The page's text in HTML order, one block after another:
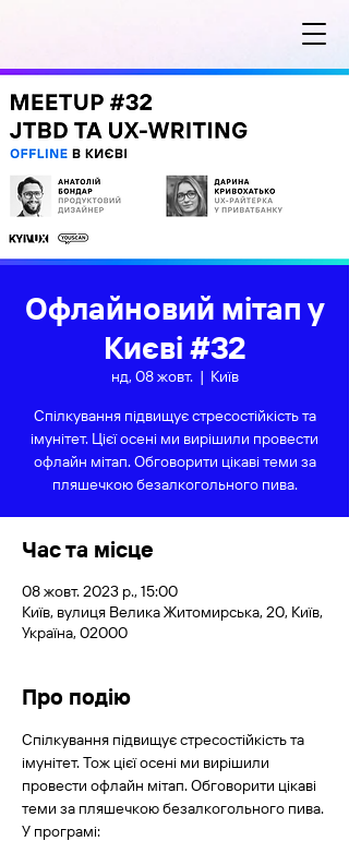
Офлайновий мітап у
Києві #32
нд, 08 жовт.
  |
Київ
Спілкування підвищує стресостійкість та
імунітет. Цієї осені ми вирішили провести
офлайн мітап. Обговорити цікаві теми за
пляшечкою безалкогольного пива.
Час та місце
08 жовт. 2023 р., 15:00
Київ, вулиця Велика Житомирська, 20, Київ,
Україна, 02000
Про подію
Спілкування підвищує стресостійкість та
імунітет. Тож цієї осені ми вирішили
провести офлайн мітап. Обговорити цікаві
теми за пляшечкою безалкогольного пива.
У програмі: